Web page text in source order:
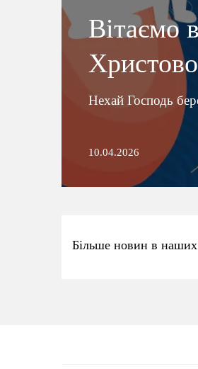
Вітаємо
Нехай Господь
10.04.2026
Більше новин в